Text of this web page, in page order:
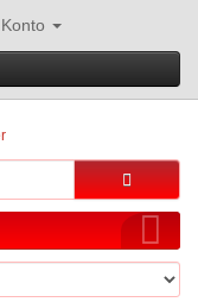
Konto